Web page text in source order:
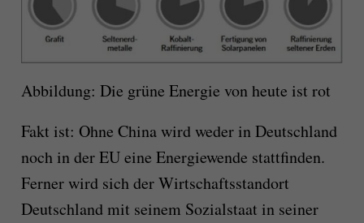
Abbildung: Die grüne Energie von heute ist rot
Fakt ist: Ohne China wird weder in Deutschland
noch in der EU eine Energiewende stattfinden.
Ferner wird sich der Wirtschaftsstandort
Deutschland mit seinem Sozialstaat in seiner